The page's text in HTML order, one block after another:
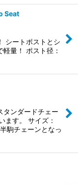
Seat
シートポストとシ
量！ ポスト径：
タンダードチェー
ます。 サイズ：
駒チェーンとなっ